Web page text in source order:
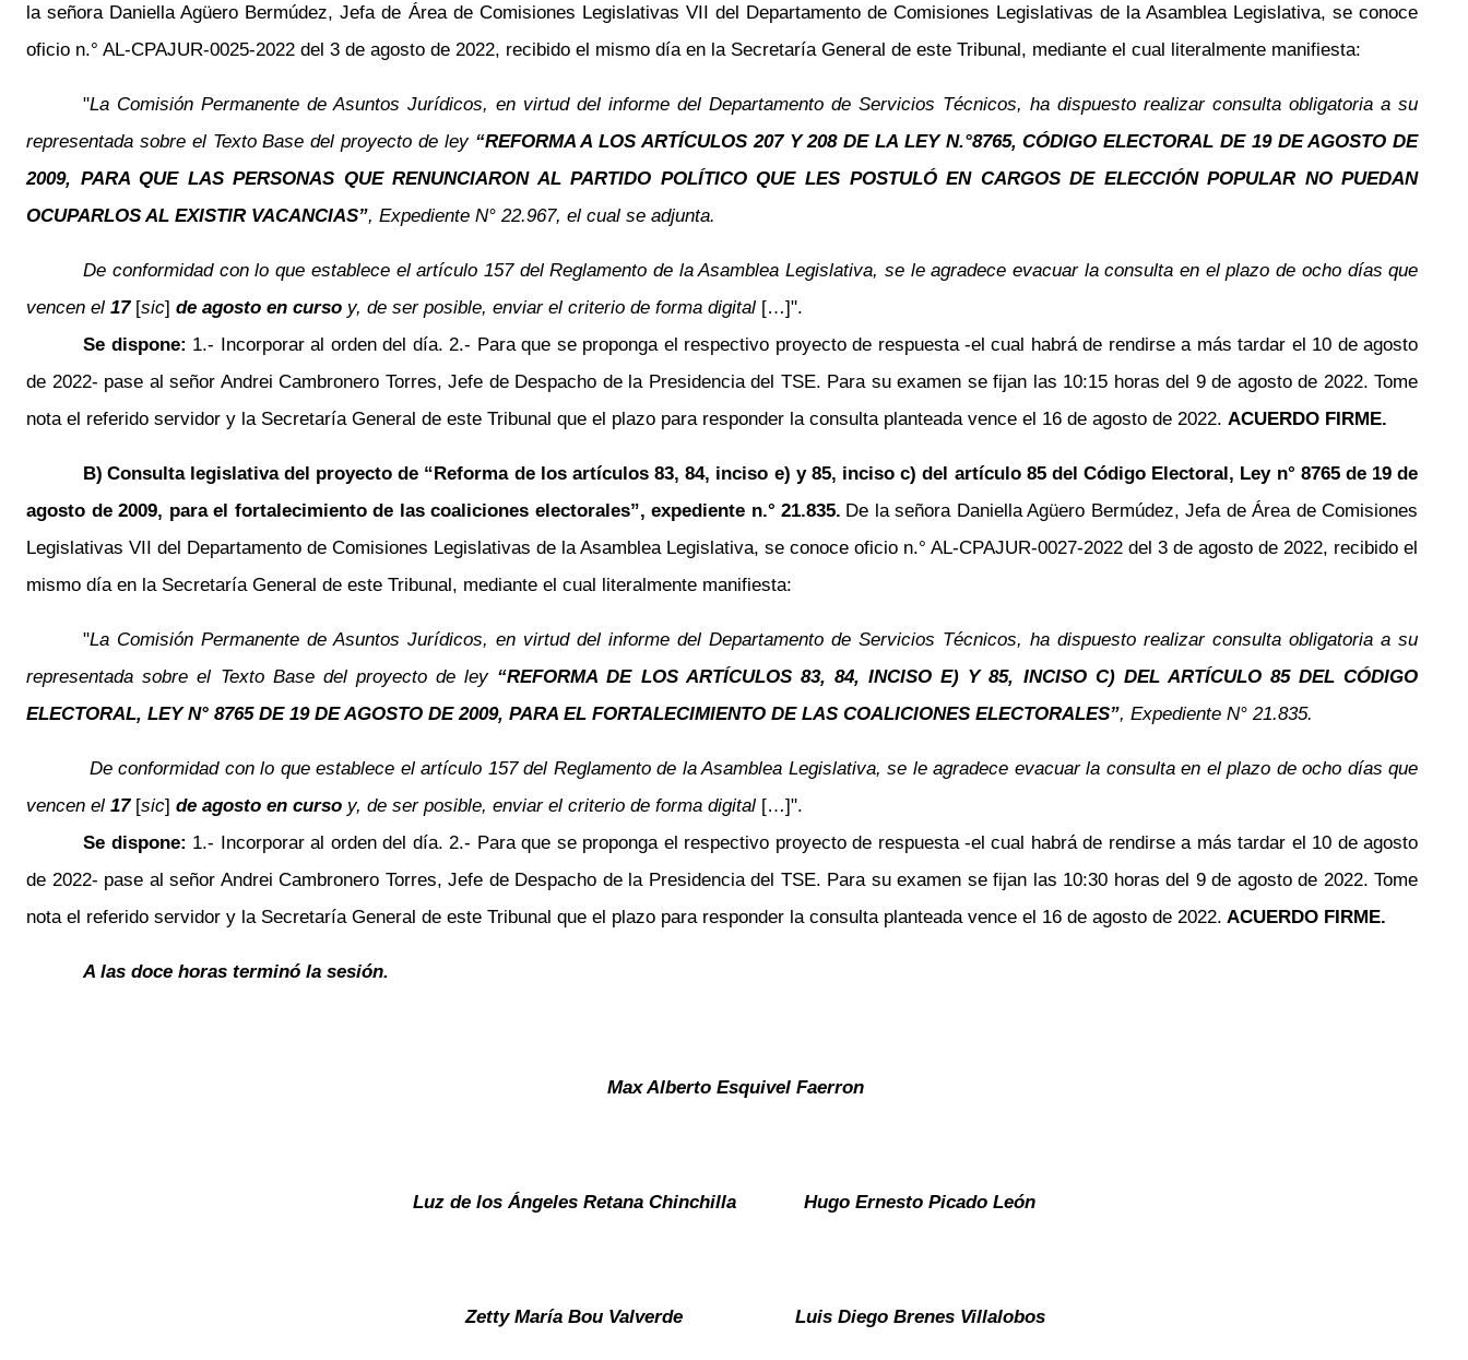
la señora Daniella Agüero Bermúdez, Jefa de Área de Comisiones Legislativas VII del Departamento de Comisiones Legislativas de la Asamblea Legislativa, se conoce
oficio n.° AL-CPAJUR-0025-2022 del 3 de agosto de 2022, recibido el mismo día en la Secretaría General de este Tribunal, mediante el cual literalmente manifiesta:
"La Comisión Permanente de Asuntos Jurídicos, en virtud del informe del Departamento de Servicios Técnicos, ha dispuesto realizar consulta obligatoria a su
representada sobre el Texto Base del proyecto de ley “REFORMA A LOS ARTÍCULOS 207 Y 208 DE LA LEY N.°8765, CÓDIGO ELECTORAL DE 19 DE AGOSTO DE
2009, PARA QUE LAS PERSONAS QUE RENUNCIARON AL PARTIDO POLÍTICO QUE LES POSTULÓ EN CARGOS DE ELECCIÓN POPULAR NO PUEDAN
OCUPARLOS AL EXISTIR VACANCIAS”, Expediente N° 22.967, el cual se adjunta.
De conformidad con lo que establece el artículo 157 del Reglamento de la Asamblea Legislativa, se le agradece evacuar la consulta en el plazo de ocho días que
vencen el17 [sic] de agosto en curso y, de ser posible, enviar el criterio de forma digital […]".
Se dispone: 1.- Incorporar al orden del día. 2.- Para que se proponga el respectivo proyecto de respuesta -el cual habrá de rendirse a más tardar el 10 de agosto
de 2022- pase al señor Andrei Cambronero Torres, Jefe de Despacho de la Presidencia del TSE. Para su examen se fijan las 10:15 horas del 9 de agosto de 2022. Tome
nota el referido servidor y la Secretaría General de este Tribunal que el plazo para responder la consulta planteada vence el 16 de agosto de 2022.ACUERDO FIRME.
B) Consulta legislativa del proyecto de “Reforma de los artículos 83, 84, inciso e) y 85, inciso c) del artículo 85 del Código Electoral, Ley n° 8765 de 19 de
agosto de 2009, para el fortalecimiento de las coaliciones electorales”, expediente n.° 21.835. De la señora Daniella Agüero Bermúdez, Jefa de Área de Comisiones
Legislativas VII del Departamento de Comisiones Legislativas de la Asamblea Legislativa, se conoce oficio n.° AL-CPAJUR-0027-2022 del 3 de agosto de 2022, recibido el
mismo día en la Secretaría General de este Tribunal, mediante el cual literalmente manifiesta:
"La Comisión Permanente de Asuntos Jurídicos, en virtud del informe del Departamento de Servicios Técnicos, ha dispuesto realizar consulta obligatoria a su
representada sobre el Texto Base del proyecto de ley “REFORMA DE LOS ARTÍCULOS 83, 84, INCISO E) Y 85, INCISO C) DEL ARTÍCULO 85 DEL CÓDIGO
ELECTORAL, LEY N° 8765 DE 19 DE AGOSTO DE 2009, PARA EL FORTALECIMIENTO DE LAS COALICIONES ELECTORALES”, Expediente N° 21.835.
De conformidad con lo que establece el artículo 157 del Reglamento de la Asamblea Legislativa, se le agradece evacuar la consulta en el plazo de ocho días que
vencen el17 [sic] de agosto en curso y, de ser posible, enviar el criterio de forma digital […]".
Se dispone: 1.- Incorporar al orden del día. 2.- Para que se proponga el respectivo proyecto de respuesta -el cual habrá de rendirse a más tardar el 10 de agosto
de 2022- pase al señor Andrei Cambronero Torres, Jefe de Despacho de la Presidencia del TSE. Para su examen se fijan las 10:30 horas del 9 de agosto de 2022. Tome
nota el referido servidor y la Secretaría General de este Tribunal que el plazo para responder la consulta planteada vence el 16 de agosto de 2022. ACUERDO FIRME.
A las doce horas terminó la sesión.
Max Alberto Esquivel Faerron
Luz de los Ángeles Retana Chinchilla Hugo Ernesto Picado León
Zetty María Bou Valverde Luis Diego Brenes Villalobos